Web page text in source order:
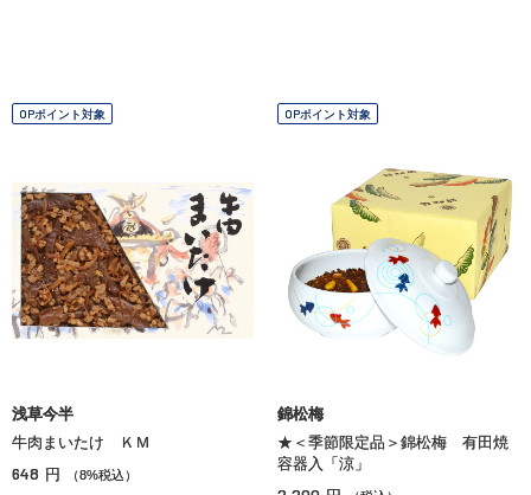
OPポイント対象
浅草今半
牛肉まいたけ ＫＭ
648 円 （8%税込）
OPポイント対象
錦松梅
★＜季節限定品＞錦松梅 有田焼
容器入「涼」